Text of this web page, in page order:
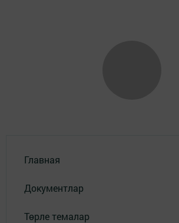
Главная
Документлар
Төрле темалар